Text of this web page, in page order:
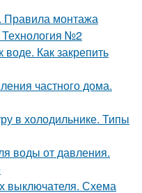
Правила монтажа
Технология №2
Как закрепить
частного дома.
в холодильнике. Типы
воды от давления.
выключателя. Схема